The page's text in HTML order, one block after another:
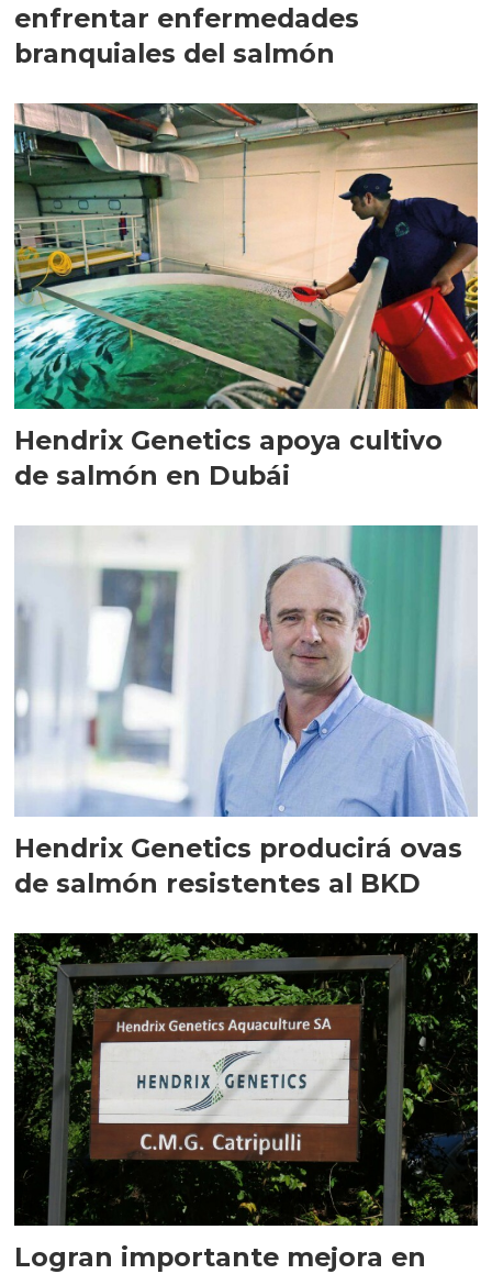
enfrentar enfermedades
branquiales del salmón
Hendrix Genetics apoya cultivo
de salmón en Dubái
Hendrix Genetics producirá ovas
de salmón resistentes al BKD
Logran importante mejora en